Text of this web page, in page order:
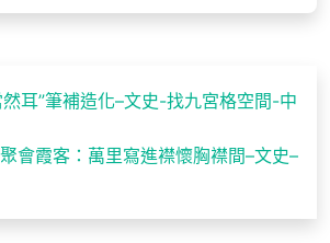
然耳”筆補造化–文史-找九宮格空間-中
會霞客：萬里寫進襟懷胸襟間–文史–